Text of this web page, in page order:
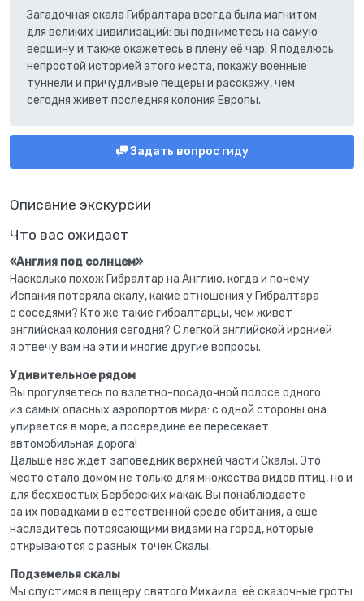
Описание экскурсии
Что вас ожидает
«Англия под солнцем»
Насколько похож Гибралтар на Англию, когда и почему
Испания потеряла скалу, какие отношения у Гибралтара
с соседями? Кто же такие гибралтарцы, чем живет
английская колония сегодня? С легкой английской иронией
я отвечу вам на эти и многие другие вопросы.
Удивительное рядом
Вы прогуляетесь по взлетно-посадочной полосе одного
из самых опасных аэропортов мира: с одной стороны она
упирается в море, а посередине её пересекает
автомобильная дорога!
Дальше нас ждет заповедник верхней части Скалы. Это
место стало домом не только для множества видов птиц, но и
для бесхвостых Берберских макак. Вы понаблюдаете
за их повадками в естественной среде обитания, а еще
насладитесь потрясающими видами на город, которые
открываются с разных точек Скалы.
Подземелья скалы
Мы спустимся в пещеру святого Михаила: её сказочные гроты
Загадочная скала Гибралтара всегда была магнитом
для великих цивилизаций: вы подниметесь на самую
вершину и также окажетесь в плену её чар. Я поделюсь
непростой историей этого места, покажу военные
туннели и причудливые пещеры и расскажу, чем
сегодня живет последняя колония Европы.
Задать вопрос гиду